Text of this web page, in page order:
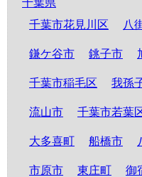
千葉県
千葉市花見川区
八
鎌ケ谷市 銚子市
千葉市稲毛区 我孫
流山市 千葉市若葉
大多喜町 船橋市
市原市 東庄町 御